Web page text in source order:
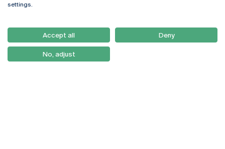
+351 226 196 240
Como Chegar
Newsletter
settings.
Accept all Deny
No, adjust